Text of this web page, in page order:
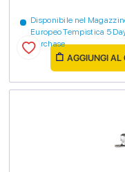
Disponibile nel
Europeo Tempistica 5
purchase
AGGIUNGI AL